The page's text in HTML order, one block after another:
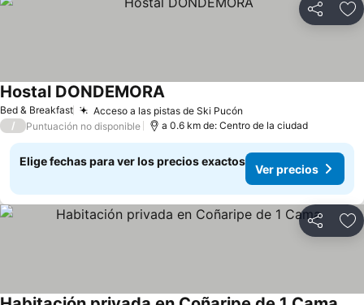
Compartir
Bed & Breakfast Acceso a las pistas de Ski Pucón
Hostal DONDEMORAVer precios
/ Puntuación no disponible a 0.6 km de: Centro de la ciudad
Elige fechas para ver los precios exactos
Ver precios
Compartir